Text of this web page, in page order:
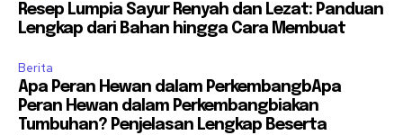
Resep Lumpia Sayur Renyah dan Lezat: Panduan
Lengkap dari Bahan hingga Cara Membuat
Berita
Apa Peran Hewan dalam PerkembangbApa
Peran Hewan dalam Perkembangbiakan
Tumbuhan? Penjelasan Lengkap Beserta